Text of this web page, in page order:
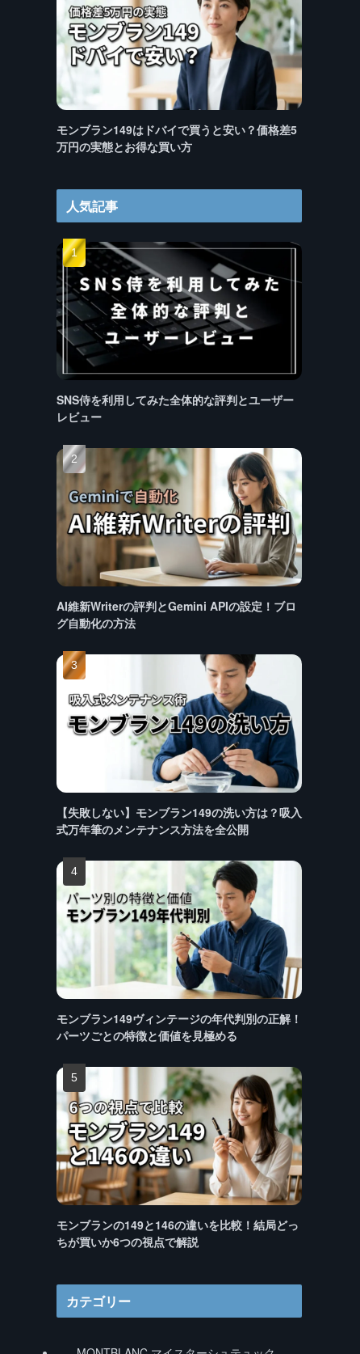
モンブラン149はドバイで買うと安い？価格差5
万円の実態とお得な買い方
人気記事
SNS侍を利用してみた全体的な評判とユーザー
レビュー
AI維新Writerの評判とGemini APIの設定！ブロ
グ自動化の方法
【失敗しない】モンブラン149の洗い方は？吸入
式万年筆のメンテナンス方法を全公開
モンブラン149ヴィンテージの年代判別の正解！
パーツごとの特徴と価値を見極める
モンブランの149と146の違いを比較！結局どっ
ちが買いか6つの視点で解説
カテゴリー